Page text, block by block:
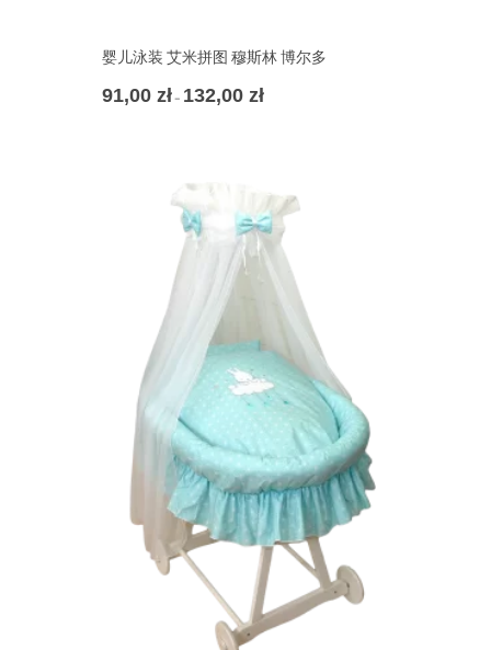
婴儿泳装 艾米拼图 穆斯林 博尔多
91,00 zł– 132,00 złZakres
132,00 zł